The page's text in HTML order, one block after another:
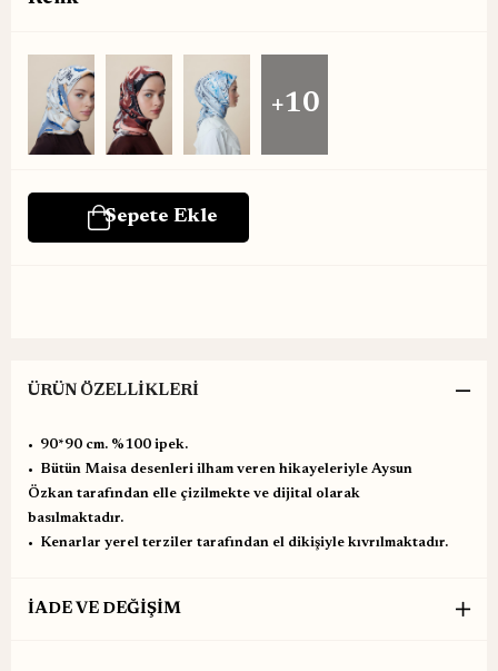
+10
ÜRÜN ÖZELLIKLERI
•⁠ ⁠90*90 cm. %100 ipek.
•⁠ ⁠Bütün Maisa desenleri ilham veren hikayeleriyle Aysun
Özkan tarafından elle çizilmekte ve dijital olarak
basılmaktadır.
•⁠ ⁠Kenarlar yerel terziler tarafından el dikişiyle kıvrılmaktadır.
İADE VE DEĞİŞİM